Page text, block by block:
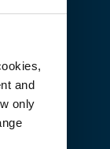
and
only